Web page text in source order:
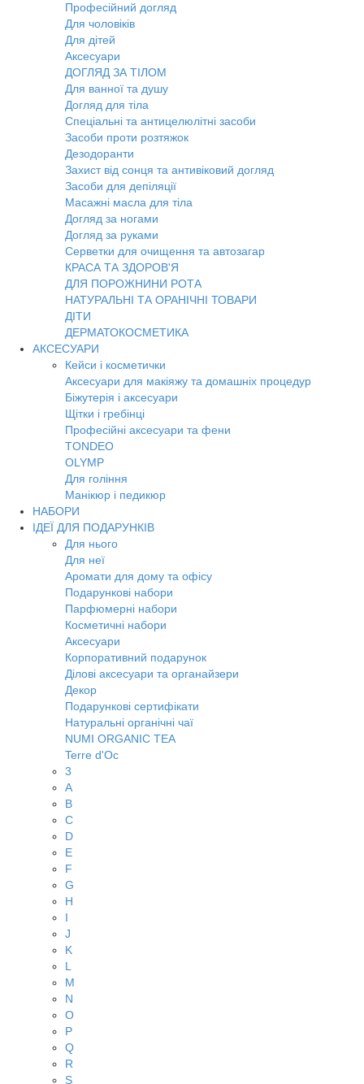
Професійний догляд
Для чоловіків
Для дітей
Аксесуари
ДОГЛЯД ЗА ТІЛОМ
Для ванної та душу
Догляд для тіла
Спеціальні та антицелюлітні засоби
Засоби проти розтяжок
Дезодоранти
Захист від сонця та антивіковий догляд
Засоби для депіляції
Масажні масла для тіла
Догляд за ногами
Догляд за руками
Серветки для очищення та автозагар
КРАСА ТА ЗДОРОВ'Я
ДЛЯ ПОРОЖНИНИ РОТА
НАТУРАЛЬНІ ТА ОРАНІЧНІ ТОВАРИ
ДІТИ
ДЕРМАТОКОСМЕТИКА
АКСЕСУАРИ
Кейси і косметички
Аксесуари для макіяжу та домашніх процедур
Біжутерія і аксесуари
Щітки і гребінці
Професійні аксесуари та фени
TONDEO
OLYMP
Для гоління
Манікюр і педикюр
НАБОРИ
ІДЕЇ ДЛЯ ПОДАРУНКІВ
Для нього
Для неї
Аромати для дому та офісу
Подарункові набори
Парфюмерні набори
Косметичні набори
Аксесуари
Корпоративний подарунок
Ділові аксесуари та органайзери
Декор
Подарункові сертифікати
Натуральні органічні чаї
NUMI ORGANIC TEA
Terre d'Oc
3
A
B
C
D
E
F
G
H
I
J
K
L
M
N
O
P
Q
R
S